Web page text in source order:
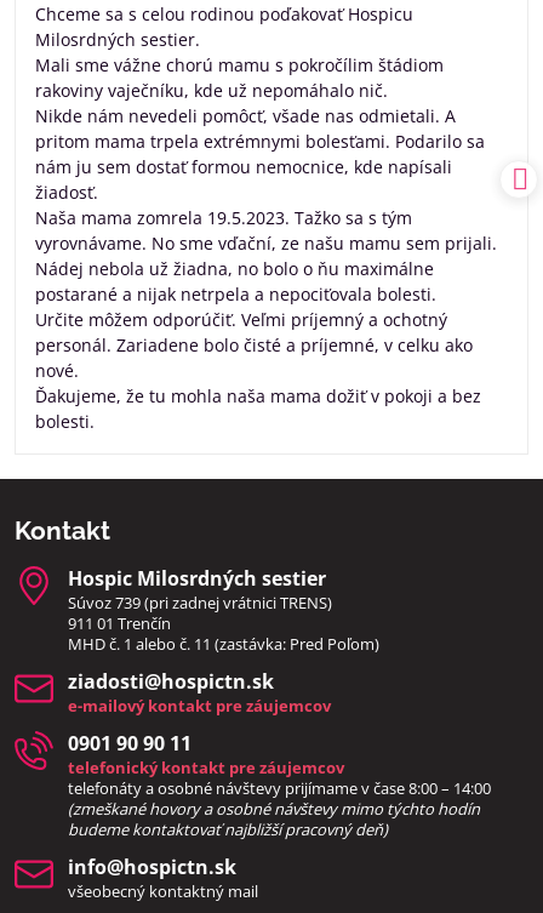
5
Chceme sa s celou rodinou poďakovať Hospicu
Milosrdných sestier.
Mali sme vážne chorú mamu s pokročílim štádiom
rakoviny vaječníku, kde už nepomáhalo nič.
Nikde nám nevedeli pomôcť, všade nas odmietali. A
pritom mama trpela extrémnymi bolesťami. Podarilo sa
nám ju sem dostať formou nemocnice, kde napísali
žiadosť.
Naša mama zomrela 19.5.2023. Tažko sa s tým
vyrovnávame. No sme vďační, ze našu mamu sem prijali.
Nádej nebola už žiadna, no bolo o ňu maximálne
postarané a nijak netrpela a nepociťovala bolesti.
Určite môžem odporúčiť. Veľmi príjemný a ochotný
personál. Zariadene bolo čisté a príjemné, v celku ako
nové.
Ďakujeme, že tu mohla naša mama dožiť v pokoji a bez
bolesti.
Kontakt
Hospic Milosrdných sestier
Súvoz 739 (pri zadnej vrátnici TRENS)
911 01 Trenčín
MHD č. 1 alebo č. 11 (zastávka: Pred Poľom)
ziadosti​@hospictn​.sk
e-mailový kontakt pre záujemcov
0901 90 90 11
telefonický kontakt pre záujemcov
telefonáty a osobné návštevy prijímame v čase 8:00 – 14:00
(zmeškané hovory a osobné návštevy mimo týchto hodín
budeme kontaktovať najbližší pracovný deň)
info​@hospictn​.sk
všeobecný kontaktný mail